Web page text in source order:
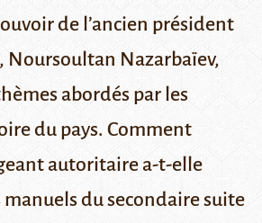
de l’ancien président
Noursoultan Nazarbaïev,
abordés par les
du pays. Comment
autoritaire a-t-elle
manuels du secondaire suite